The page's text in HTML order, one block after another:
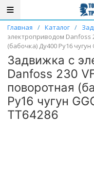
Главная / Каталог /
электроприводом Danfoss
(бабочка) Ду400 Ру16 чугун
Задвижка с
Danfoss 230
поворотная
Ру16 чугун
ТТ64286